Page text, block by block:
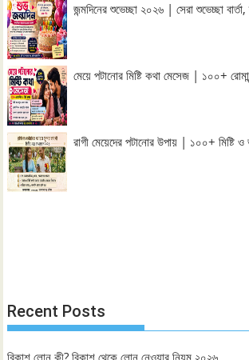
জন্মদিনের শুভেচ্ছা ২০২৬ | সেরা শুভেচ্ছা
মেয়ে পটানোর মিষ্টি কথা মেসেজ | ১০০+
রাগী মেয়েদের পটানোর উপায় | ১০০+
Recent Posts